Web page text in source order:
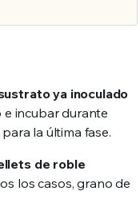
ya inoculado
incubar durante
la última fase.
de roble
los casos, grano de